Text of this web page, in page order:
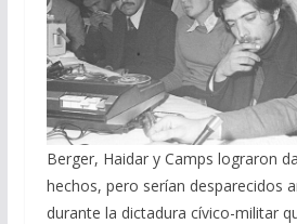
Berger, Haidar y Camps lograron
hechos, pero serían desparecidos
durante la dictadura cívico-militar